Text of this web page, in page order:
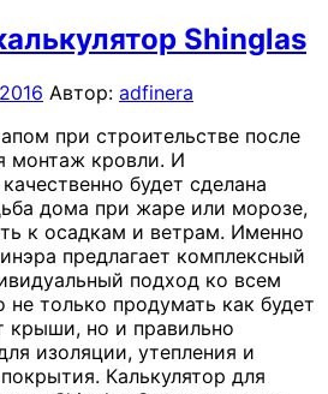
Shinglas
Автор: adfinera
при строительстве после
монтаж кровли. И
будет сделана
дома при жаре или морозе,
к осадкам и ветрам. Именно
предлагает комплексный
подход ко всем
не только продумать как будет
крыши, но и правильно
изоляции, утепления и
Калькулятор для